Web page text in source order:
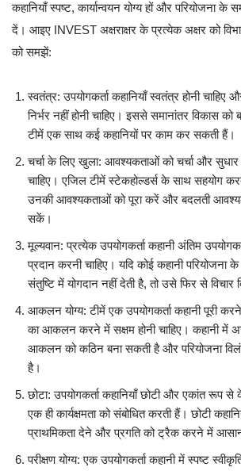
कहानियाँ स्पष्ट, कार्यान्वयन योग्य हों और परियोजना
दें। आइए INVEST अक्षराक्षर के प्रत्येक अक्षर को
को समझें:
स्वतंत्र: उपयोगकर्ता कहानियाँ स्वतंत्र होनी चाहिए
निर्भर नहीं होनी चाहिए। इससे समानांतर विकास को
टीमें एक साथ कई कहानियों पर काम कर सकती हैं।
चर्चा के लिए खुला: आवश्यकताओं को चर्चा और
चाहिए। एजिल टीमें स्टेकहोल्डर्स के साथ सहयोग
उनकी आवश्यकताओं को पूरा करें और बदलती
सकें।
मूल्यवान: प्रत्येक उपयोगकर्ता कहानी अंतिम
प्रदान करनी चाहिए। यदि कोई कहानी परियोजना के
संतुष्टि में योगदान नहीं देती है, तो उसे फिर से विचार
आकलन योग्य: टीमें एक उपयोगकर्ता कहानी पूरी
का आकलन करने में सक्षम होनी चाहिए। कहानी में
आकलन को कठिन बना सकती है और परियोजना
है।
छोटा: उपयोगकर्ता कहानियाँ छोटी और एकांत रूप से
एक ही कार्यक्षमता को संबोधित करती हैं। छोटी
प्राथमिकता देने और प्रगति को ट्रैक करने में आसान
परीक्षण योग्य: एक उपयोगकर्ता कहानी में स्पष्ट